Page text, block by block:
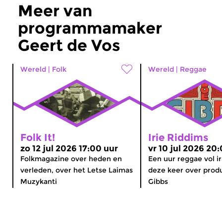
Meer van
programmamaker
Geert de Vos
Wereld | Folk
Folk It!
zo 12 jul 2026 17:00 uur
Folkmagazine over heden en
verleden, over het Letse Laimas
Muzykanti
Wereld | Reggae
Irie Riddims
vr 10 jul 2026
Een uur reggae vol
deze keer over
Gibbs